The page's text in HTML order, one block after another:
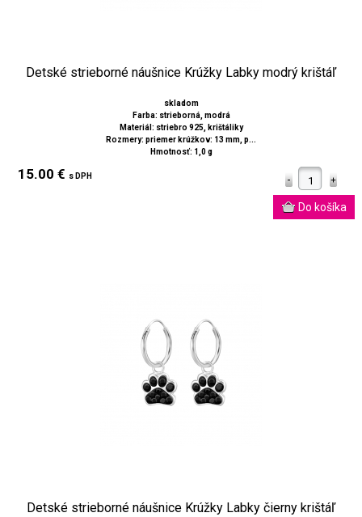
Detské strieborné náušnice Krúžky Labky modrý krištáľ
skladom
Farba: strieborná, modrá
Materiál: striebro 925, krištáliky
Rozmery: priemer krúžkov: 13 mm, p...
Hmotnosť: 1,0 g
15.00 € s DPH
Detské strieborné náušnice Krúžky Labky čierny krištáľ